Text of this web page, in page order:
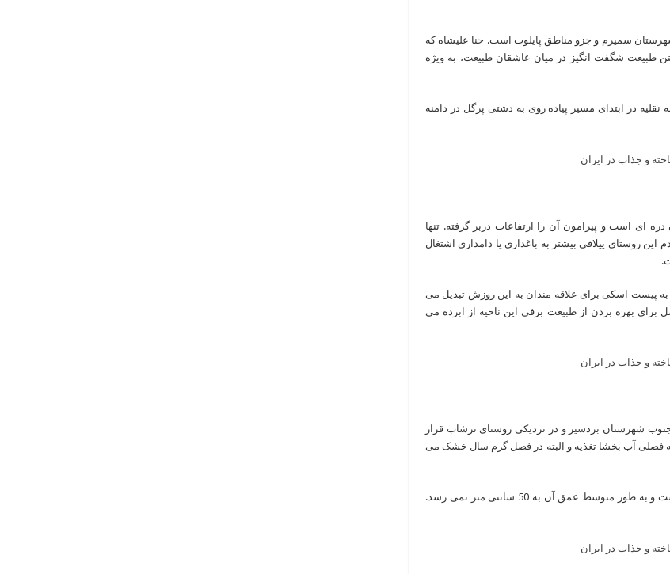
سمیرم و جزو مناطق پایلوت است. حنا علیشاه که
طبیعت شگفت انگیز در میان عاشقان طبیعت، به ویژه
با وسیله نقلیه در ابتدای مسیر پیاده روی به دشتی پرگل در دامنه
میان دره ای است و پیرامون آن را ارتفاعات دربر گرفته. تنها
روستای ییلاقی بیشتر به باغداری یا دامداری اشتغال
پیست اسکی برای علاقه مندان به این روزش تبدیل می
بهره بردن از طبیعت برفی این ناحیه از ابرده می
استان کرمان است که در 13کیلومتری جنوب شهرستان بردسیر و در نزدیکی روستای ترشاب قرار
فصلی آب بخشا تغذیه و البته در فصل گرم سال خشک می
وسعت این دریاچه براساس میزان آب گیری آن متفاوت است و به طور متوسط عمق آن به 50 سانتی متر نمی رسد.